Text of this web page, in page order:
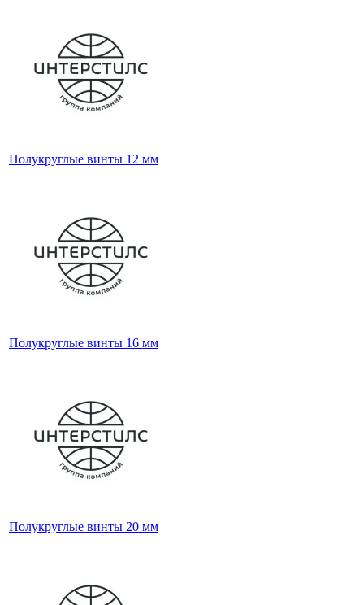
Полукруглые винты 12 мм
Полукруглые винты 16 мм
Полукруглые винты 20 мм